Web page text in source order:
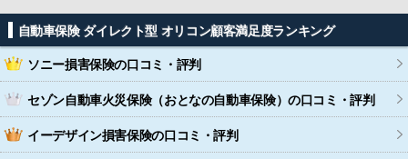
自動車保険 ダイレクト型 オリコン顧客満足度ランキング
ソニー損害保険の口コミ・評判
セゾン自動車火災保険（おとなの自動車保険）の口コミ・評判
イーデザイン損害保険の口コミ・評判